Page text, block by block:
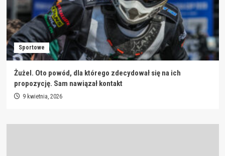
Sportowe
Żużel. Oto powód, dla którego zdecydował się na ich
propozycję. Sam nawiązał kontakt
9 kwietnia, 2026